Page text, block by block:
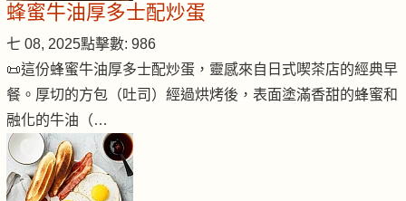
蜂蜜牛油厚多士配炒蛋
七 08, 2025點擊數: 986
📜這份蜂蜜牛油厚多士配炒蛋，靈感來自日式喫茶店的經典早
餐。厚切的方包（吐司）經過烘烤後，表面塗滿香甜的蜂蜜和
融化的牛油（…